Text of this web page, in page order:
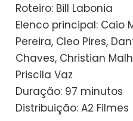
​Roteiro: Bill Labonia
​Elenco principal: Caio
Pereira, Cleo Pires,
Chaves, Christian
Priscila Vaz
​Duração: 97 minutos
​Distribuição: A2 Filmes